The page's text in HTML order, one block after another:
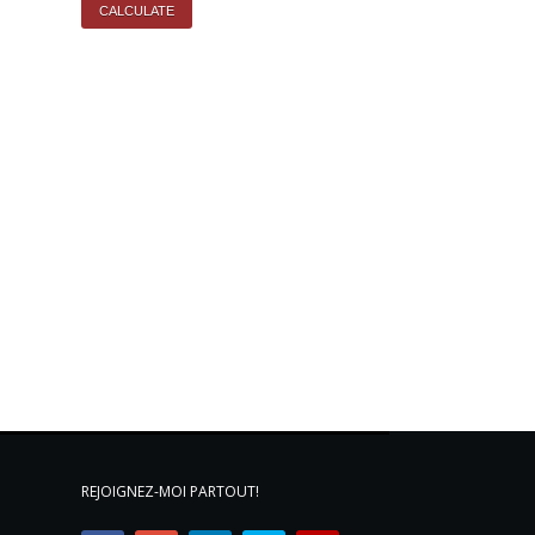
REJOIGNEZ-MOI PARTOUT!